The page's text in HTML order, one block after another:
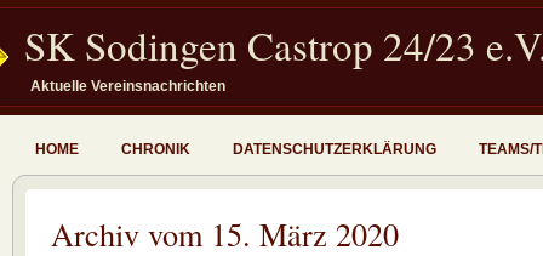
SK Sodingen Castrop 24/23
Aktuelle Vereinsnachrichten
HOME CHRONIK DATENSCHUTZERKLÄRUNG TEAMS/
Archiv vom 15. März 2020